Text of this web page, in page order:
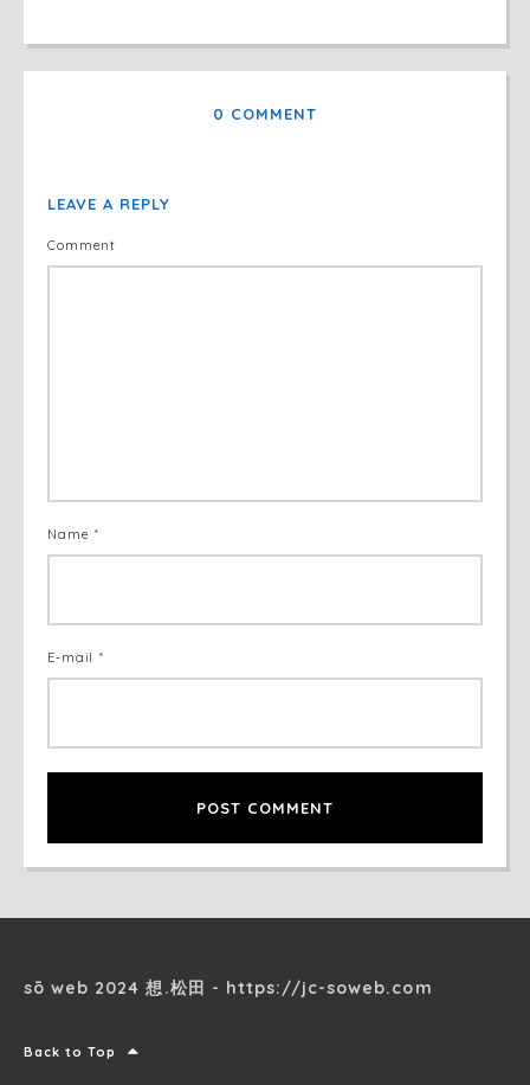
0 COMMENT
LEAVE A REPLY
Comment
Name *
E-mail *
sō web 2024 想.松田 - https://jc-soweb.com
Back to Top